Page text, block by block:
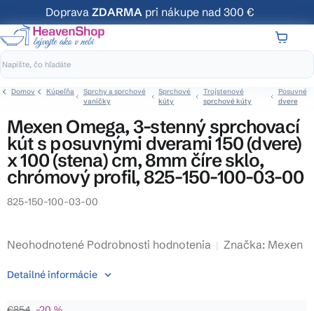
na
obsah
Doprava ZDARMA pri nákupe nad 300 €
Domov Kúpeľňa
Sprchy a sprchové
vaničky
Sprchové
kúty
Trojstenové
sprchové kúty
Posuvné
dvere
Mexen Omega, 3-stenný sprchovací
kút s posuvnými dverami 150 (dvere)
x 100 (stena) cm, 8mm číre sklo,
chrómový profil, 825-150-100-03-00
825-150-100-03-00
Priemerné
produktu
Neohodnotené Podrobnosti hodnotenia Značka: Mexen
Detailné informácie